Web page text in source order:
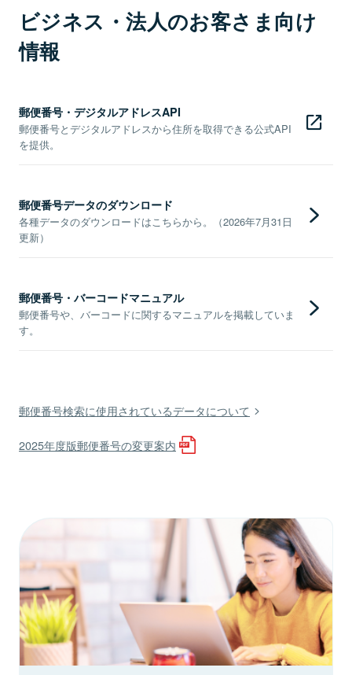
ビジネス・法人のお客さま向け
情報
郵便番号・デジタルアドレスAPI
郵便番号とデジタルアドレスから住所を取得できる公式API
を提供。
郵便番号データのダウンロード
各種データのダウンロードはこちらから。（2026年7月31日
更新）
郵便番号・バーコードマニュアル
郵便番号や、バーコードに関するマニュアルを掲載していま
す。
郵便番号検索に使用されているデータについて
2025年度版郵便番号の変更案内